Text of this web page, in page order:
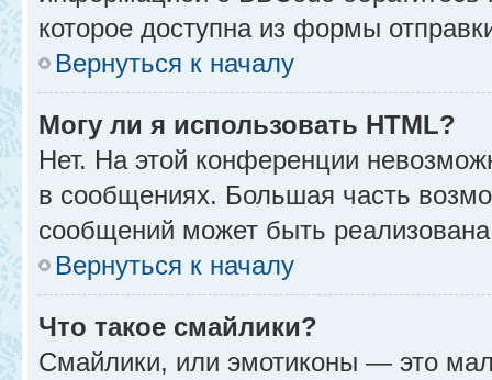
которое доступна из формы
Вернуться к началу
Могу ли я использовать HTML?
Нет. На этой конференции
в сообщениях. Большая часть
сообщений может быть
Вернуться к началу
Что такое смайлики?
Смайлики, или эмотиконы — это